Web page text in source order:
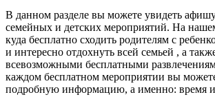
В данном разделе вы можете увидеть
семейных и детских мероприятий. На
куда бесплатно сходить родителям с
и интересно отдохнуть всей семьей , а
всевозможными бесплатными
каждом бесплатном мероприятии вы
подробную информацию, а именно: время